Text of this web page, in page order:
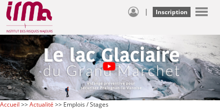
| Inscription
Accueil >>Actualité >> Emplois / Stages